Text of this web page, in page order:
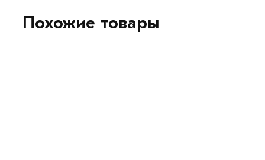
Похожие товары